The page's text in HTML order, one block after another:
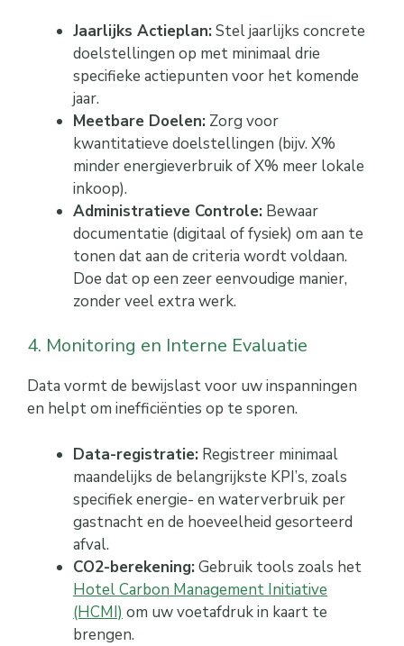
Jaarlijks Actieplan:Stel jaarlijks concrete
doelstellingen op met minimaal drie
specifieke actiepunten voor het komende
jaar.
Meetbare Doelen: Zorg voor
kwantitatieve doelstellingen (bijv. X%
minder energieverbruik of X% meer lokale
inkoop).
Administratieve Controle: Bewaar
documentatie (digitaal of fysiek) om aan te
tonen dat aan de criteria wordt voldaan.
Doe dat op een zeer eenvoudige manier,
zonder veel extra werk.
4. Monitoring en Interne Evaluatie
Data vormt de bewijslast voor uw inspanningen
en helpt om inefficiënties op te sporen.
Data-registratie: Registreer minimaal
maandelijks de belangrijkste KPI’s, zoals
specifiek energie- en waterverbruik per
gastnacht en de hoeveelheid gesorteerd
afval.
CO2-berekening:Gebruik tools zoals het
Hotel Carbon Management Initiative
(HCMI) om uw voetafdruk in kaart te
brengen.